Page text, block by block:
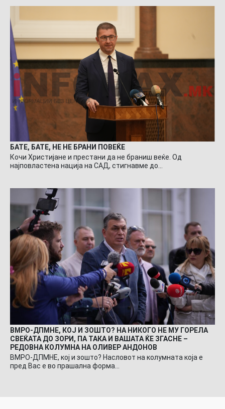
БАТЕ, БАТЕ, НЕ НЕ БРАНИ ПОВЕЌЕ
Кочи Христијане и престани да не браниш веќе. Од
најповластена нација на САД, стигнавме до…
ВМРО-ДПМНЕ, КОЈ И ЗОШТО? НА НИКОГО НЕ МУ ГОРЕЛА
СВЕЌАТА ДО ЗОРИ, ПА ТАКА И ВАШАТА ЌЕ ЗГАСНЕ –
РЕДОВНА КОЛУМНА НА ОЛИВЕР АНДОНОВ
ВМРО-ДПМНЕ, кој и зошто? Насловот на колумната која е
пред Вас е во прашална форма…